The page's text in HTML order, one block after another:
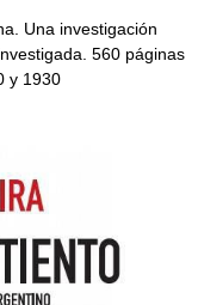
Una investigación
560 páginas
y 1930